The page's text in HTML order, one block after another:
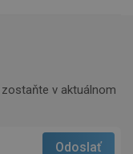
v aktuálnom